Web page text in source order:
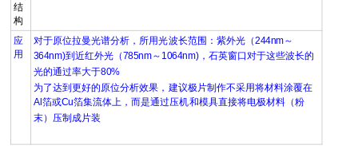
结
构
应
用
对于原位拉曼光谱分析，所用光波长范围：紫外光（244nm～
364nm)到近红外光（785nm～1064nm)，石英窗口对于这些波长的
光的通过率大于80%
为了达到更好的原位分析效果，建议极片制作不采用将材料涂覆在
Al箔或Cu箔集流体上，而是通过压机和模具直接将电极材料（粉
末）压制成片装